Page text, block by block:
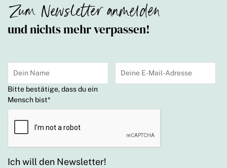
Zum Newsletter anmelden
und nichts mehr verpassen!
Bitte bestätige, dass du ein
Mensch bist*
Ich will den Newsletter!